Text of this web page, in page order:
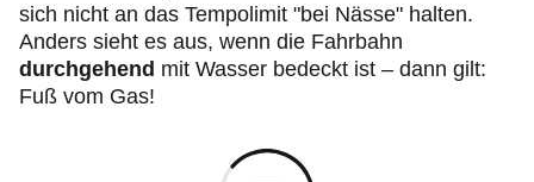
sich nicht an das Tempolimit "bei Nässe" halten.
Anders sieht es aus, wenn die Fahrbahn
durchgehend mit Wasser bedeckt ist – dann gilt:
Fuß vom Gas!